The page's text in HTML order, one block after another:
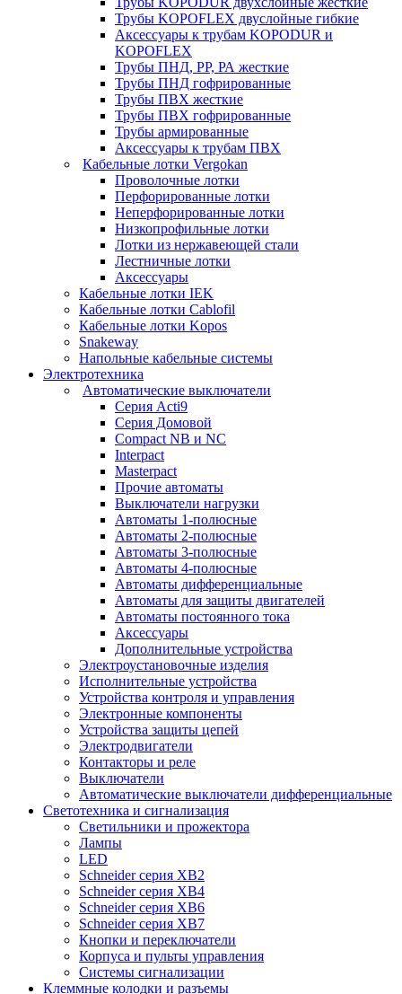
Трубы KOPOFLEX двуслойные гибкие
Аксессуары к трубам KOPODUR и
KOPOFLEX
Трубы ПНД, РР, РА жесткие
Трубы ПНД гофрированные
Трубы ПВХ жесткие
Трубы ПВХ гофрированные
Трубы армированные
Аксессуары к трубам ПВХ
Кабельные лотки Vergokan
Проволочные лотки
Перфорированные лотки
Неперфорированные лотки
Низкопрофильные лотки
Лотки из нержавеющей стали
Лестничные лотки
Аксессуары
Кабельные лотки IEK
Кабельные лотки Cablofil
Кабельные лотки Kopos
Snakeway
Напольные кабельные системы
Электротехника
Автоматические выключатели
Серия Acti9
Серия Домовой
Compact NB и NC
Interpact
Masterpact
Прочие автоматы
Выключатели нагрузки
Автоматы 1-полюсные
Автоматы 2-полюсные
Автоматы 3-полюсные
Автоматы 4-полюсные
Автоматы дифференциальные
Автоматы для защиты двигателей
Автоматы постоянного тока
Аксессуары
Дополнительные устройства
Электроустановочные изделия
Исполнительные устройства
Устройства контроля и управления
Электронные компоненты
Устройства защиты цепей
Электродвигатели
Контакторы и реле
Выключатели
Автоматические выключатели дифференциальные
Светотехника и сигнализация
Светильники и прожектора
Лампы
LED
Schneider серия XB2
Schneider серия XB4
Schneider серия XB6
Schneider серия XB7
Кнопки и переключатели
Корпуса и пульты управления
Системы сигнализации
Клеммные колодки и разъемы